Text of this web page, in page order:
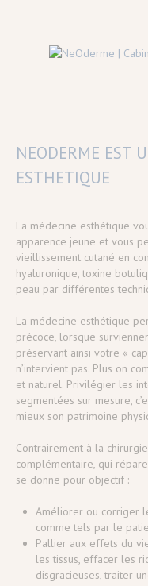
NEODERME EST
ESTHETIQUE
La médecine esthétique
apparence jeune et vous
vieillissement cutané en
hyaluronique, toxine
peau par différentes
La médecine esthétique
précoce, lorsque
préservant ainsi votre «
n’intervient pas. Plus on
et naturel. Privilégier les
segmentées sur mesure,
mieux son patrimoine
Contrairement à la
complémentaire, qui
se donne pour objectif :
Améliorer ou corriger
comme tels par le
Pallier aux effets du
les tissus, effacer les
disgracieuses, traiter